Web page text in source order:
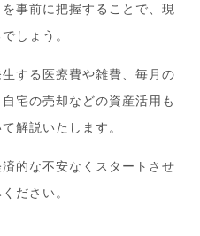
事前に把握することで、現
しょう。
する医療費や雑費、毎月の
宅の売却などの資産活用も
解説いたします。
的な不安なくスタートさせ
ださい。